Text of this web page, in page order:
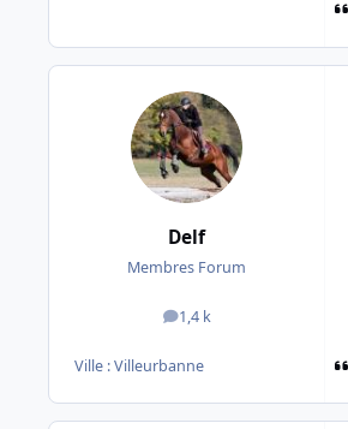
Delf
Membres Forum
1,4 k
messages
Ville :Villeurbanne